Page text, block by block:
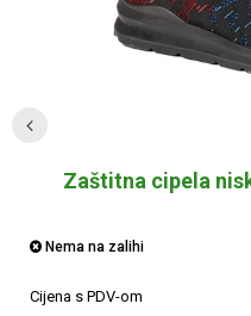
Zaštitna cipela
Nema na zalihi
Cijena s PDV-om